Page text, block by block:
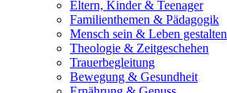
Eltern, Kinder & Teenager
Familienthemen & Pädagogik
Mensch sein & Leben gestalten
Theologie & Zeitgeschehen
Trauerbegleitung
Bewegung & Gesundheit